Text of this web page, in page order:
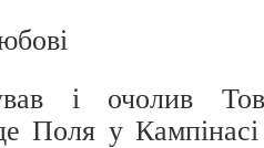
і очолив
Поля у